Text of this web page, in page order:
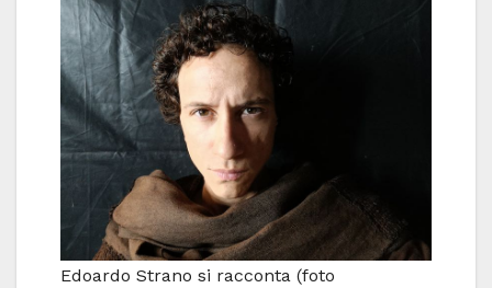
Edoardo Strano si racconta (foto